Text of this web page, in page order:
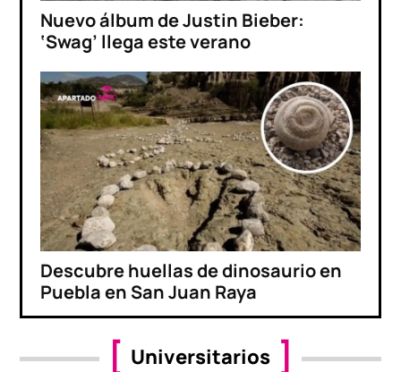
Nuevo álbum de Justin Bieber:
‘Swag’ llega este verano
Descubre huellas de dinosaurio en
Puebla en San Juan Raya
Universitarios